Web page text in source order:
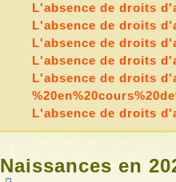
L'absence de droits
L'absence de droits
L'absence de droits
L'absence de droits
L'absence de droits
L'absence de droits
Naissances en